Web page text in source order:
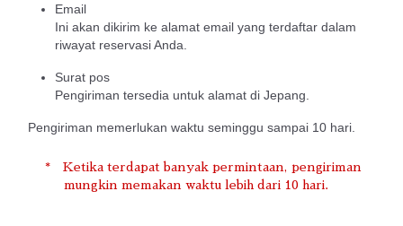
Email
Ini akan dikirim ke alamat email yang terdaftar dalam
riwayat reservasi Anda.
Surat pos
Pengiriman tersedia untuk alamat di Jepang.
Pengiriman memerlukan waktu seminggu sampai 10 hari.
Ketika terdapat banyak permintaan, pengiriman
mungkin memakan waktu lebih dari 10 hari.